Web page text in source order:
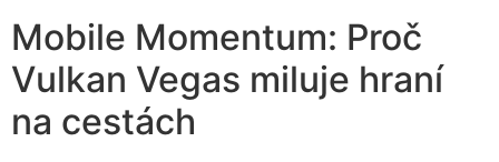
Mobile Momentum: Proč
Vulkan Vegas miluje hraní
na cestách